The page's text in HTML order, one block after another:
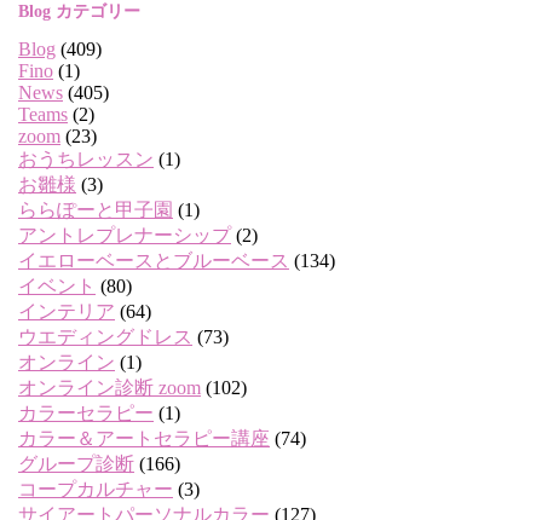
Blog カテゴリー
Blog (409)
Fino (1)
News (405)
Teams (2)
zoom (23)
おうちレッスン (1)
お雛様 (3)
ららぽーと甲子園 (1)
アントレプレナーシップ (2)
イエローベースとブルーベース (134)
イベント (80)
インテリア (64)
ウエディングドレス (73)
オンライン (1)
オンライン診断 zoom (102)
カラーセラピー (1)
カラー＆アートセラピー講座 (74)
グループ診断 (166)
コープカルチャー (3)
サイアートパーソナルカラー (127)